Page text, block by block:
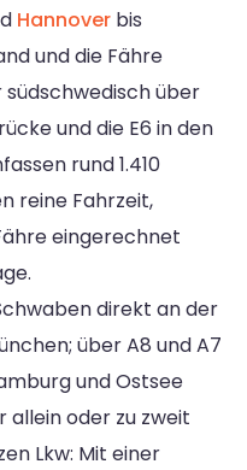
Hannover bis
und die Fähre
über
und die E6 in den
rund 1.410
reine Fahrzeit,
eingerechnet
direkt an der
über A8 und A7
und Ostsee
allein oder zu zweit
Lkw: Mit einer